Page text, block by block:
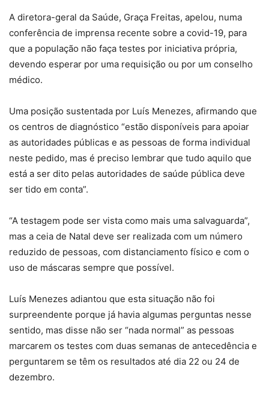
A diretora-geral da Saúde, Graça Freitas, apelou, numa
conferência de imprensa recente sobre a covid-19, para
que a população não faça testes por iniciativa própria,
devendo esperar por uma requisição ou por um conselho
médico.
Uma posição sustentada por Luís Menezes, afirmando que
os centros de diagnóstico “estão disponíveis para apoiar
as autoridades públicas e as pessoas de forma individual
neste pedido, mas é preciso lembrar que tudo aquilo que
está a ser dito pelas autoridades de saúde pública deve
ser tido em conta”.
“A testagem pode ser vista como mais uma salvaguarda”,
mas a ceia de Natal deve ser realizada com um número
reduzido de pessoas, com distanciamento físico e com o
uso de máscaras sempre que possível.
Luís Menezes adiantou que esta situação não foi
surpreendente porque já havia algumas perguntas nesse
sentido, mas disse não ser “nada normal” as pessoas
marcarem os testes com duas semanas de antecedência e
perguntarem se têm os resultados até dia 22 ou 24 de
dezembro.